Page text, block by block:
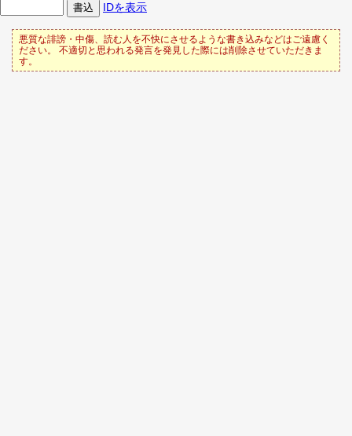
IDを表示
悪質な誹謗・中傷、読む人を不快にさせるような書き込みなどはご遠慮く
ださい。 不適切と思われる発言を発見した際には削除させていただきま
す。